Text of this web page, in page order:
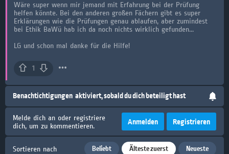
Wäre super wenn mir jemand mit Erfahrung bei der Prüfung
helfen könnte. Bei den anderen großen Fächern gibt es super
Erklärungen wie die Prüfungen genau ablaufen, aber zumindest
bei Ethik BaWü hab ich da noch nichts wirklich gefunden...
LG und schon mal danke für die Hilfe!
1
Benachtichtigungen aktiviert, sobald du dich beteiligt hast
Melde dich an oder registriere
dich, um zu kommentieren.
Anmelden Registrieren
Sortieren nach Beliebt Älteste zuerst Neueste